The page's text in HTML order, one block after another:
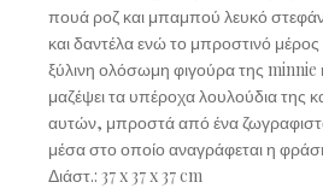
πουά ροζ και μπαμπού λευκό
και δαντέλα ενώ το μπροστινό μέρος
ξύλινη ολόσωμη φιγούρα της minnie
μαζέψει τα υπέροχα λουλούδια της
αυτών, μπροστά από ένα
μέσα στο οποίο αναγράφεται η
Διάστ.: 37 x 37 x 37 cm